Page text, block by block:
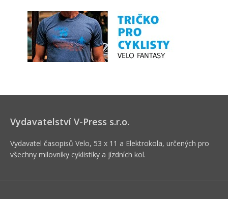
Vydavatelství V-Press s.r.o.
Vydavatel časopisů Velo, 53 x 11 a Elektrokola, určených pro
všechny milovníky cyklistiky a jízdních kol.